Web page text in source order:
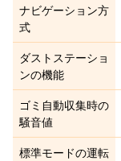
ナビゲーション方
式
ダストステーショ
ンの機能
ゴミ自動収集時の
騒音値
標準モードの運転